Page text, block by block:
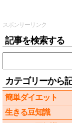
スポンサーリンク
記事を検索する
カテゴリーから
簡単ダイエット
生きる豆知識